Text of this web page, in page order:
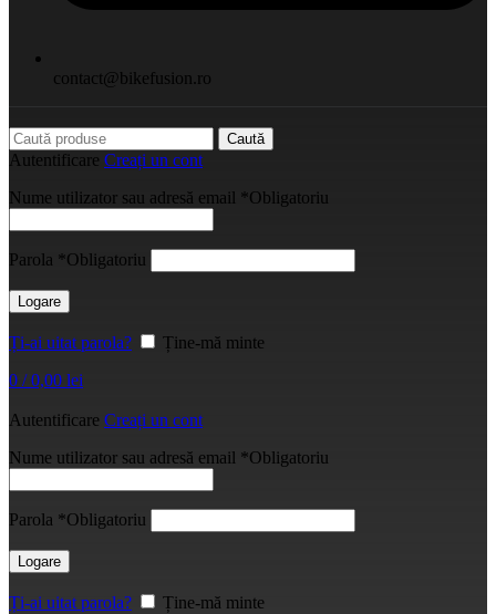
contact@bikefusion.ro
Caută
Autentificare Creați un cont
Nume utilizator sau adresă email *Obligatoriu
Parola *Obligatoriu
Logare
Ți-ai uitat parola?
Ține-mă minte
0 / 0,00 lei
Autentificare Creați un cont
Nume utilizator sau adresă email *Obligatoriu
Parola *Obligatoriu
Logare
Ți-ai uitat parola?
Ține-mă minte